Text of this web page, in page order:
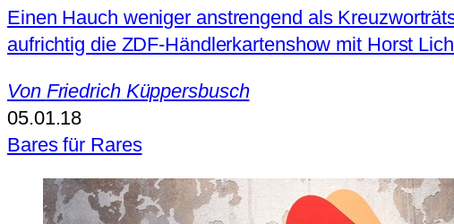
Einen Hauch weniger anstrengend als
aufrichtig die ZDF-Händlerkartenshow mit Horst
Von Friedrich Küppersbusch
05.01.18
Bares für Rares